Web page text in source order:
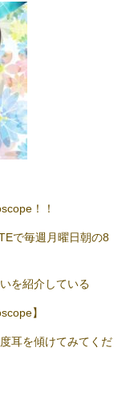
！！
で毎週月曜日朝の8
を紹介している
】
耳を傾けてみてくだ